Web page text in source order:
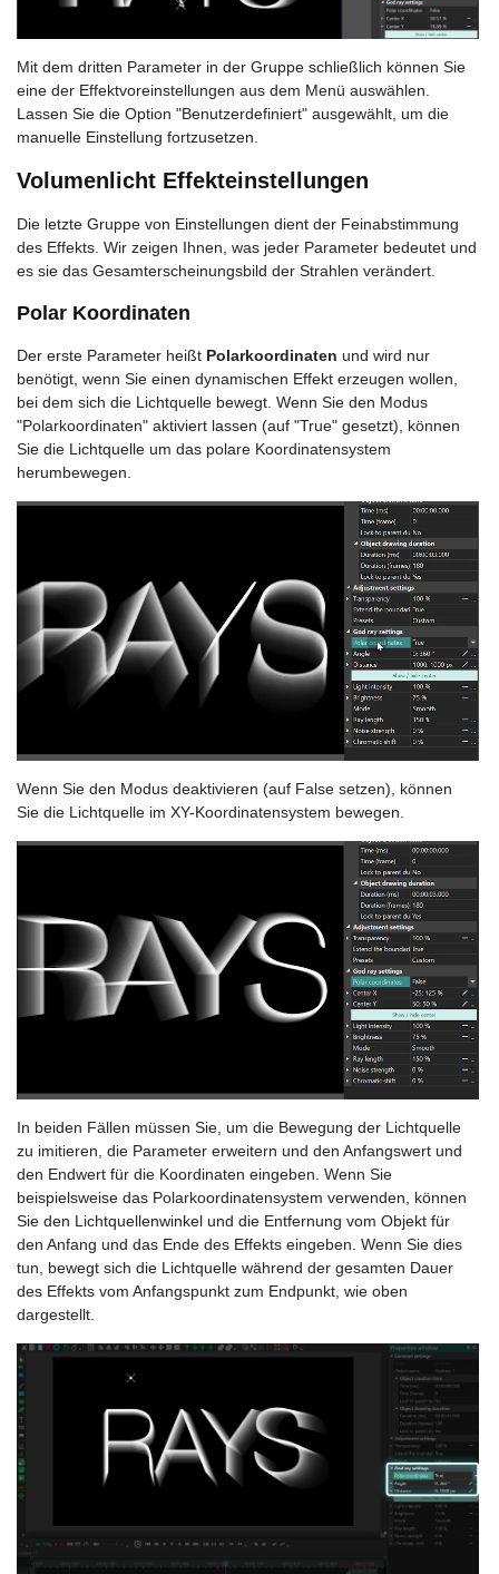
Mit dem dritten Parameter in der Gruppe schließlich können Sie
eine der Effektvoreinstellungen aus dem Menü auswählen.
Lassen Sie die Option "Benutzerdefiniert" ausgewählt, um die
manuelle Einstellung fortzusetzen.
Volumenlicht Effekteinstellungen
Die letzte Gruppe von Einstellungen dient der Feinabstimmung
des Effekts. Wir zeigen Ihnen, was jeder Parameter bedeutet und
es sie das Gesamterscheinungsbild der Strahlen verändert.
Polar Koordinaten
Der erste Parameter heißt Polarkoordinaten und wird nur
benötigt, wenn Sie einen dynamischen Effekt erzeugen wollen,
bei dem sich die Lichtquelle bewegt. Wenn Sie den Modus
"Polarkoordinaten" aktiviert lassen (auf "True" gesetzt), können
Sie die Lichtquelle um das polare Koordinatensystem
herumbewegen.
Wenn Sie den Modus deaktivieren (auf False setzen), können
Sie die Lichtquelle im XY-Koordinatensystem bewegen.
In beiden Fällen müssen Sie, um die Bewegung der Lichtquelle
zu imitieren, die Parameter erweitern und den Anfangswert und
den Endwert für die Koordinaten eingeben. Wenn Sie
beispielsweise das Polarkoordinatensystem verwenden, können
Sie den Lichtquellenwinkel und die Entfernung vom Objekt für
den Anfang und das Ende des Effekts eingeben. Wenn Sie dies
tun, bewegt sich die Lichtquelle während der gesamten Dauer
des Effekts vom Anfangspunkt zum Endpunkt, wie oben
dargestellt.